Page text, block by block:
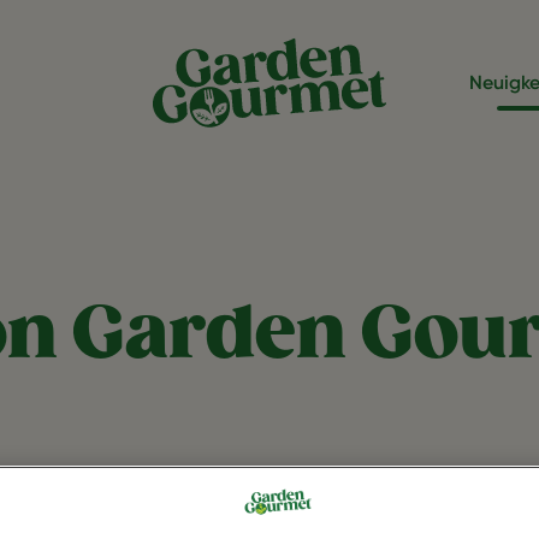
Garden